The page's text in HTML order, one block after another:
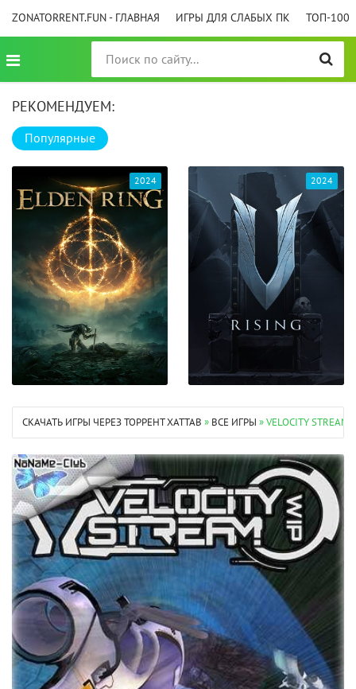
ZONATORRENT.FUN - ГЛАВНАЯ ИГРЫ ДЛЯ СЛАБЫХ ПК ТОП-100
РЕКОМЕНДУЕМ:
Популярные
2024 2024
СКАЧАТЬ ИГРЫ ЧЕРЕЗ ТОРРЕНТ XATTAB » ВСЕ ИГРЫ » VELOCITY